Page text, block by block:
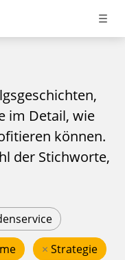
im Detail, wie
können.
der Stichworte,
× Strategie